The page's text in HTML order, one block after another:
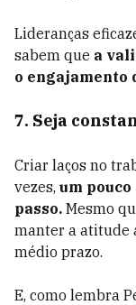
Lideranças
sabem que a
o engajamento
7. Seja
Criar laços no
vezes, um
passo. Mesmo
manter a atitude
médio prazo.
E, como lembra